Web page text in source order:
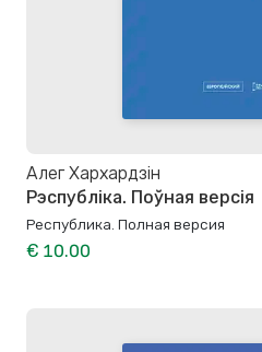
Алег Хархардзін
Рэспубліка. Поўная версія
Республика. Полная версия
€ 10.00